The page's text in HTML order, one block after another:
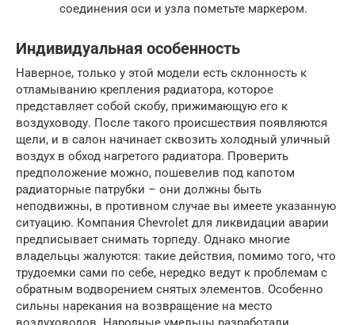
соединения оси и узла пометьте маркером.
Индивидуальная особенность
Наверное, только у этой модели есть склонность к
отламыванию крепления радиатора, которое
представляет собой скобу, прижимающую его к
воздуховоду. После такого происшествия появляются
щели, и в салон начинает сквозить холодный уличный
воздух в обход нагретого радиатора. Проверить
предположение можно, пошевелив под капотом
радиаторные патрубки – они должны быть
неподвижны, в противном случае вы имеете указанную
ситуацию. Компания Chevrolet для ликвидации аварии
предписывает снимать торпеду. Однако многие
владельцы жалуются: такие действия, помимо того, что
трудоемки сами по себе, нередко ведут к проблемам с
обратным водворением снятых элементов. Особенно
сильны нарекания на возвращение на место